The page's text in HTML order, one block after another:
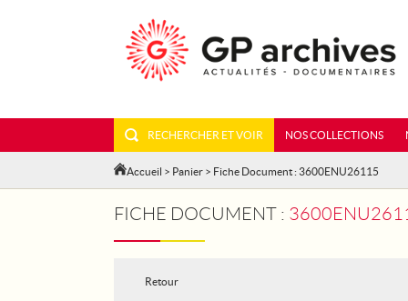
RECHERCHER ET VOIR NOS COLLECTIONS
Accueil > Panier > Fiche Document : 3600ENU26115
FICHE DOCUMENT :
Retour